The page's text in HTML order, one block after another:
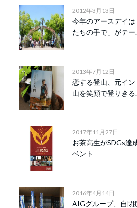
2012年3月13日
今年のアースデイ
たちの手で」がテー
2013年7月12日
恋する登山、元イ
山を笑顔で登りきる
2017年11月27日
お茶高生がSDGs達
ベント
2016年4月14日
AIGグループ、自閉